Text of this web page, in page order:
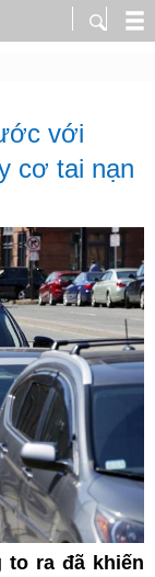
với
cơ tai nạn
to ra đã khiến